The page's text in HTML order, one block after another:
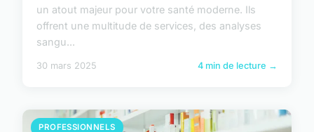
un atout majeur pour votre santé moderne. Ils
offrent une multitude de services, des analyses
sangu...
30 mars 2025 4 min de lecture →
PROFESSIONNELS